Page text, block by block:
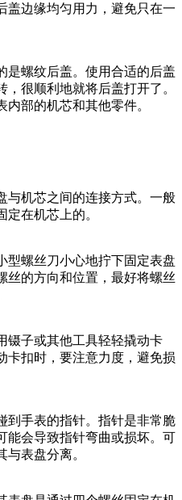
盖边缘均匀用力，避免只在一
是螺纹后盖。使用合适的后盖
很顺利地就将后盖打开了。
部的机芯和其他零件。
与机芯之间的连接方式。一般
在机芯上的。
型螺丝刀小心地拧下固定表盘
丝的方向和位置，最好将螺丝
镊子或其他工具轻轻撬动卡
卡扣时，要注意力度，避免损
到手表的指针。指针是非常脆
能会导致指针弯曲或损坏。可
与表盘分离。